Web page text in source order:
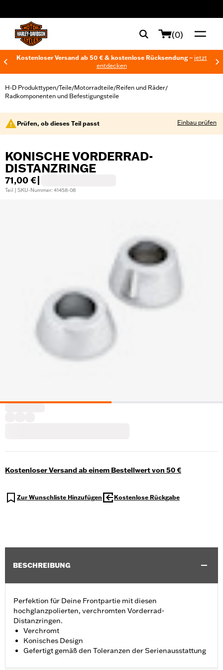
(0)
Kostenloser Versand ab 50 € & kostenlose Rücksendung – jetzt
entdecken
H-D Produkttypen/Teile/Motorradteile/Reifen und Räder/
Radkomponenten und Befestigungsteile
Prüfen, ob dieses Teil passt Einbau prüfen
KONISCHE VORDERRAD-
DISTANZRINGE
71,00 €
Teil | SKU-Nummer: 41458-08
Kostenloser Versand ab einem Bestellwert von 50 €
Zur Wunschliste Hinzufügen Kostenlose Rückgabe
BESCHREIBUNG
Perfektion für Deine Frontpartie mit diesen
hochglanzpolierten, verchromten Vorderrad-
Distanzringen.
Verchromt
Konisches Design
Gefertigt gemäß den Toleranzen der Serienausstattung